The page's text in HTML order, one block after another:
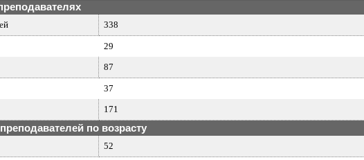
338
29
87
37
171
по возрасту
52